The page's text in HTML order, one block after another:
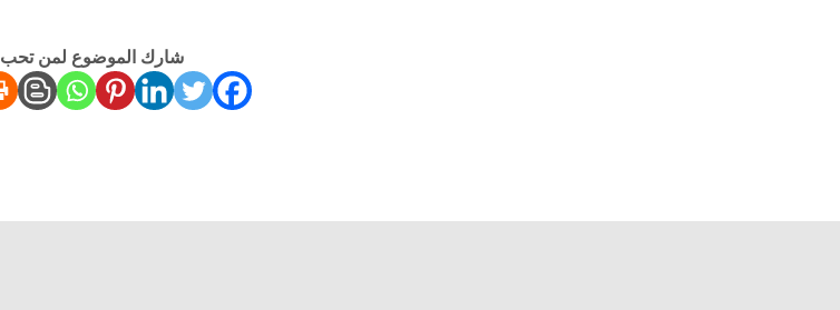
شارك الموضوع لمن تحب